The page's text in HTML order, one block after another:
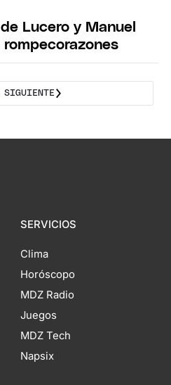
Lucero y Manuel
SIGUIENTE
SERVICIOS
Clima
Horóscopo
MDZ Radio
Juegos
MDZ Tech
Napsix